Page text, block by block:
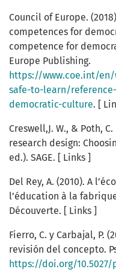
Council of Europe.
competences for
competence for
Europe Publishing.
https://www.coe.int/
safe-to-learn/
democratic-culture. [
Creswell,J. W., & Poth,
research design:
ed.). SAGE. [ Links ]
Del Rey, A. (2010). A
l’éducation à la
Découverte. [ Links ]
Fierro, C. y Carbajal, P.
revisión del concepto.
https://doi.org/10.5027/